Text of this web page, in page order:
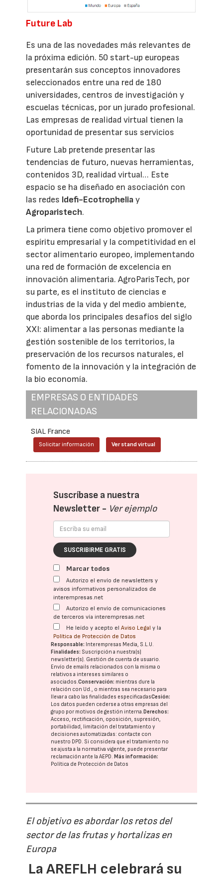
Future Lab
Es una de las novedades más relevantes de
la próxima edición. 50 start-up europeas
presentarán sus conceptos innovadores
seleccionados entre una red de 180
universidades, centros de investigación y
escuelas técnicas, por un jurado profesional.
Las empresas de realidad virtual tienen la
oportunidad de presentar sus servicios
Future Lab pretende presentar las
tendencias de futuro, nuevas herramientas,
contenidos 3D, realidad virtual… Este
espacio se ha diseñado en asociación con
las redes Idefi-Ecotropheliay
Agroparistech.
La primera tiene como objetivo promover el
espíritu empresarial y la competitividad en el
sector alimentario europeo, implementando
una red de formación de excelencia en
innovación alimentaria. AgroParisTech, por
su parte, es el instituto de ciencias e
industrias de la vida y del medio ambiente,
que aborda los principales desafíos del siglo
XXI: alimentar a las personas mediante la
gestión sostenible de los territorios, la
preservación de los recursos naturales, el
fomento de la innovación y la integración de
la bio economía.
EMPRESAS O ENTIDADES
RELACIONADAS
SIAL France
Solicitar información Ver stand virtual
Suscríbase a nuestra
Newsletter - Ver ejemplo
SUSCRIBIRME GRATIS
Marcar todos
Autorizo el envío de newsletters y
avisos informativos personalizados de
interempresas.net
Autorizo el envío de comunicaciones
de terceros vía interempresas.net
He leído y acepto elAviso Legal y la
Política de Protección de Datos
Responsable: Interempresas Media, S.L.U.
Finalidades: Suscripción a nuestra(s)
newsletter(s). Gestión de cuenta de usuario.
Envío de emails relacionados con la misma o
relativos a intereses similares o
asociados.Conservación: mientras dure la
relación con Ud., o mientras sea necesario para
llevar a cabo las finalidades especificadasCesión:
Los datos pueden cederse a otras empresas del
grupo por motivos de gestión interna.Derechos:
Acceso, rectificación, oposición, supresión,
portabilidad, limitación del tratatamiento y
decisiones automatizadas: contacte con
nuestro DPD . Si considera que el tratamiento no
se ajusta a la normativa vigente, puede presentar
reclamación ante laAEPD .Más información:
Política de Protección de Datos
El objetivo es abordar los retos del
sector de las frutas y hortalizas en
Europa
La AREFLH celebrará su